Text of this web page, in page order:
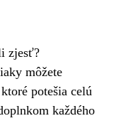
zjesť?
môžete
potešia celú
každého